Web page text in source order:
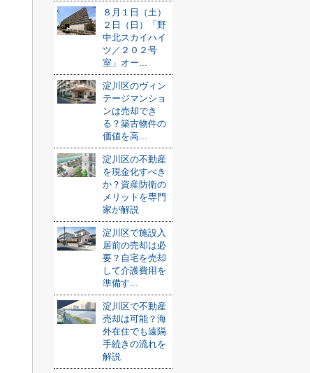
８月１日（土）
２日（日）「野
中北スカイハイ
ツ／２０２号
室」オー...
淀川区のヴィン
テージマンショ
ンは売却でき
る？築古物件の
価値を高...
淀川区の不動産
を現金化すべき
か？資産防衛の
メリットを専門
家が解説
淀川区で施設入
居前の売却は必
要？自宅を売却
して介護費用を
準備す...
淀川区で不動産
売却は可能？海
外在住でも遠隔
手続きの流れを
解説